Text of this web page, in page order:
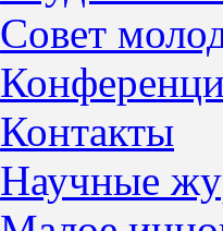
Совет
Контакты
Научные